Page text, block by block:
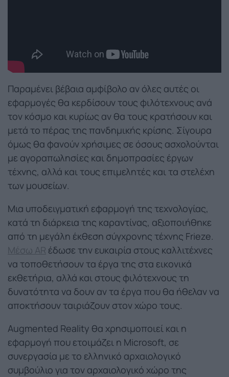
Παραμένει βέβαια αμφίβολο αν όλες αυτές οι
εφαρμογές θα κερδίσουν τους φιλότεχνους ανά
τον κόσμο και κυρίως αν θα τους κρατήσουν και
μετά το πέρας της πανδημικής κρίσης. Σίγουρα
όμως θα φανούν χρήσιμες σε όσους ασχολούνται
με αγοραπωλησίες και δημοπρασίες έργων
τέχνης, αλλά και τους επιμελητές και τα στελέχη
των μουσείων.
Μια υποδειγματική εφαρμογή της τεχνολογίας,
κατά τη διάρκεια της καραντίνας, αξιοποιήθηκε
από τη μεγάλη έκθεση σύγχρονης τέχνης Frieze.
Μέσω AR έδωσε την ευκαιρία στους καλλιτέχνες
να τοποθετήσουν τα έργα της στα εικονικά
εκθετήρια, αλλά και στους φιλότεχνους τη
δυνατότητα να δουν αν τα έργα που θα ήθελαν να
αποκτήσουν ταιριάζουν στον χώρο τους.
Augmented Reality θα χρησιμοποιεί και η
εφαρμογή που ετοιμάζει η Microsoft, σε
συνεργασία με το ελληνικό αρχαιολογικό
συμβούλιο για τον αρχαιολογικό χώρο της